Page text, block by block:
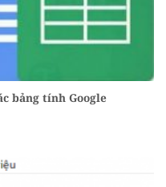
bảng tính Google